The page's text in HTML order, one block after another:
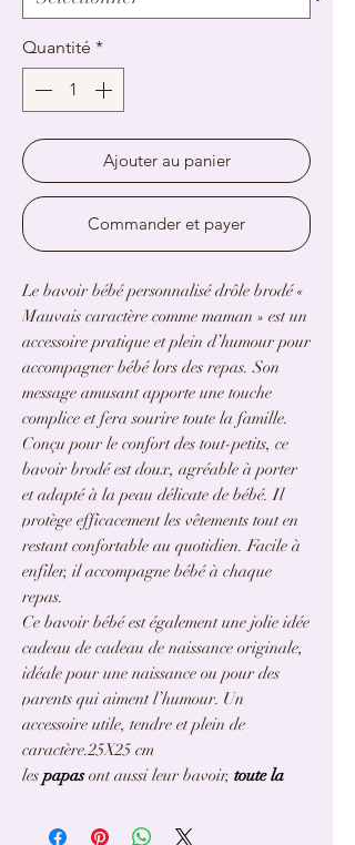
Quantité *
Ajouter au panier
Commander et payer
Le bavoir bébé personnalisé drôle brodé «
Mauvais caractère comme maman » est un
accessoire pratique et plein d’humour pour
accompagner bébé lors des repas. Son
message amusant apporte une touche
complice et fera sourire toute la famille.
Conçu pour le confort des tout-petits, ce
bavoir brodé est doux, agréable à porter
et adapté à la peau délicate de bébé. Il
protège efficacement les vêtements tout en
restant confortable au quotidien. Facile à
enfiler, il accompagne bébé à chaque
repas.
Ce bavoir bébé est également une jolie idée
cadeau de cadeau de naissance originale,
idéale pour une naissance ou pour des
parents qui aiment l’humour. Un
accessoire utile, tendre et plein de
caractère.25X25 cm
les papasont aussi leur bavoir, toute la
Fait main